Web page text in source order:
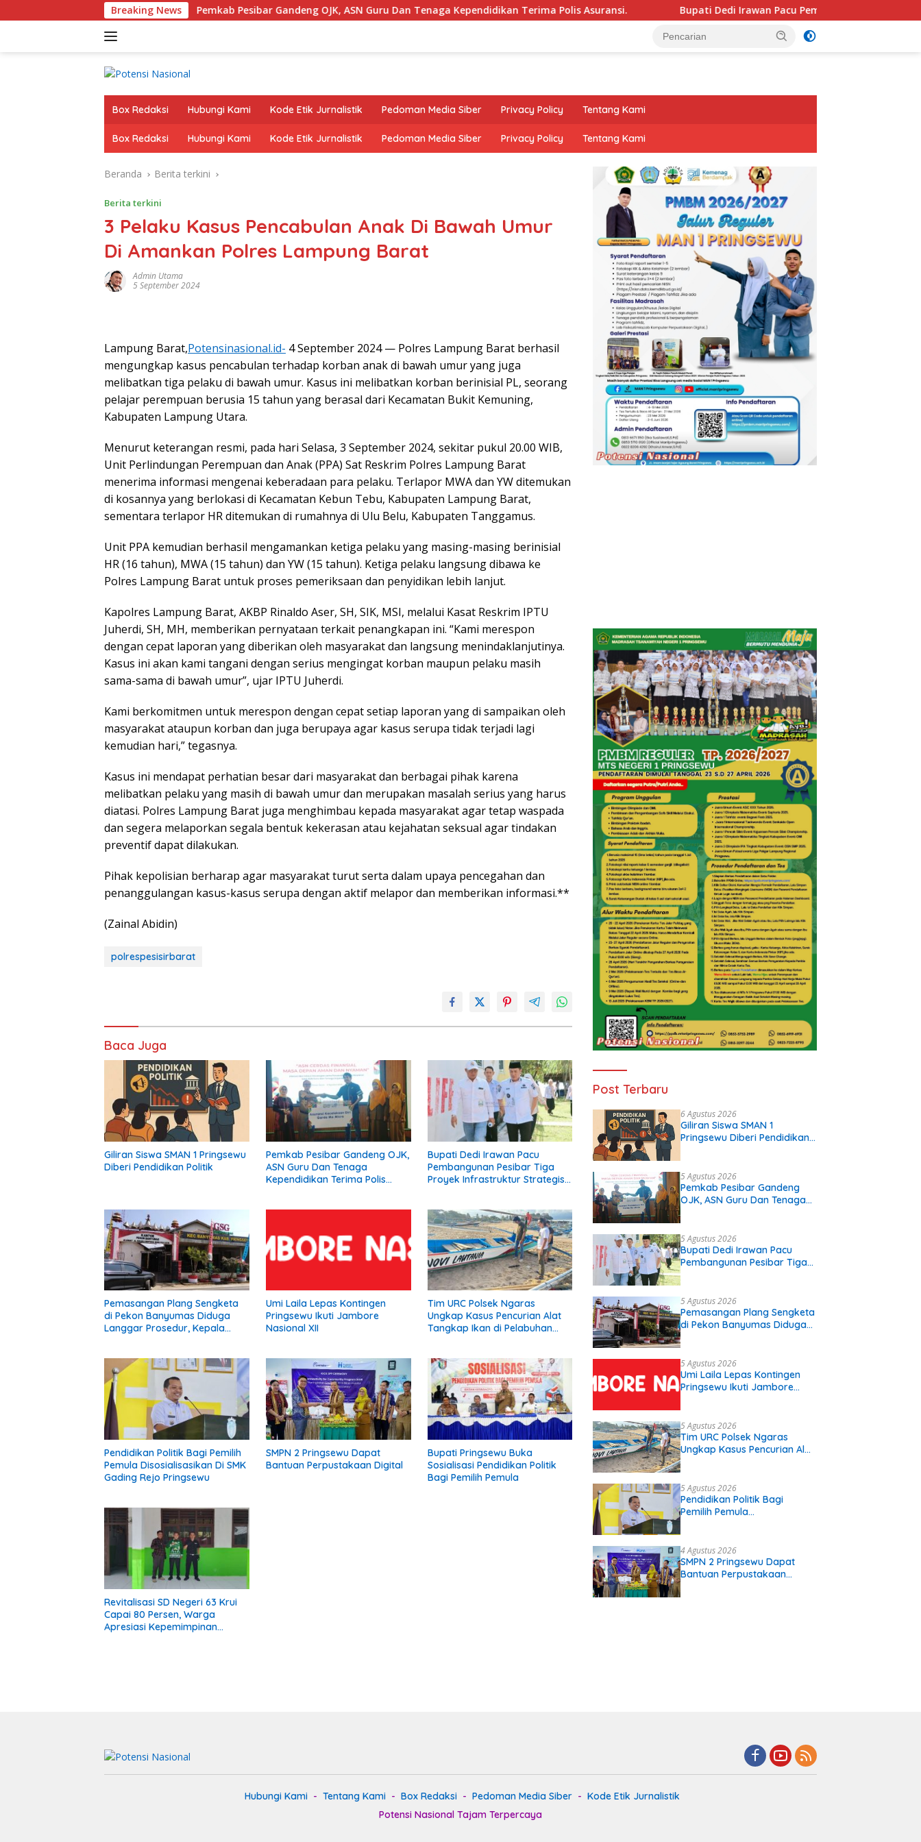
ke
Breaking News
Pemkab Pesibar Gandeng OJK, ASN Guru Dan Tenaga Kependidikan Terima Polis Asuransi. Bupati Dedi Irawan Pacu Pembangunan Pesibar Tiga Proyek
Box Redaksi Hubungi Kami Kode Etik Jurnalistik Pedoman Media Siber Privacy Policy Tentang Kami
Box Redaksi Hubungi Kami Kode Etik Jurnalistik Pedoman Media Siber Privacy Policy Tentang Kami
Beranda Berita terkini
Berita terkini
3 Pelaku Kasus Pencabulan Anak Di Bawah Umur
Di Amankan Polres Lampung Barat
Admin Utama
5 September 2024
Lampung Barat,Potensinasional.id- 4 September 2024 — Polres Lampung Barat berhasil
mengungkap kasus pencabulan terhadap korban anak di bawah umur yang juga
melibatkan tiga pelaku di bawah umur. Kasus ini melibatkan korban berinisial PL, seorang
pelajar perempuan berusia 15 tahun yang berasal dari Kecamatan Bukit Kemuning,
Kabupaten Lampung Utara.
Menurut keterangan resmi, pada hari Selasa, 3 September 2024, sekitar pukul 20.00 WIB,
Unit Perlindungan Perempuan dan Anak (PPA) Sat Reskrim Polres Lampung Barat
menerima informasi mengenai keberadaan para pelaku. Terlapor MWA dan YW ditemukan
di kosannya yang berlokasi di Kecamatan Kebun Tebu, Kabupaten Lampung Barat,
sementara terlapor HR ditemukan di rumahnya di Ulu Belu, Kabupaten Tanggamus.
Unit PPA kemudian berhasil mengamankan ketiga pelaku yang masing-masing berinisial
HR (16 tahun), MWA (15 tahun) dan YW (15 tahun). Ketiga pelaku langsung dibawa ke
Polres Lampung Barat untuk proses pemeriksaan dan penyidikan lebih lanjut.
Kapolres Lampung Barat, AKBP Rinaldo Aser, SH, SIK, MSI, melalui Kasat Reskrim IPTU
Juherdi, SH, MH, memberikan pernyataan terkait penangkapan ini. “Kami merespon
dengan cepat laporan yang diberikan oleh masyarakat dan langsung menindaklanjutinya.
Kasus ini akan kami tangani dengan serius mengingat korban maupun pelaku masih
sama-sama di bawah umur”, ujar IPTU Juherdi.
Kami berkomitmen untuk merespon dengan cepat setiap laporan yang di sampaikan oleh
masyarakat ataupun korban dan juga berupaya agar kasus serupa tidak terjadi lagi
kemudian hari,” tegasnya.
Kasus ini mendapat perhatian besar dari masyarakat dan berbagai pihak karena
melibatkan pelaku yang masih di bawah umur dan merupakan masalah serius yang harus
diatasi. Polres Lampung Barat juga menghimbau kepada masyarakat agar tetap waspada
dan segera melaporkan segala bentuk kekerasan atau kejahatan seksual agar tindakan
preventif dapat dilakukan.
Pihak kepolisian berharap agar masyarakat turut serta dalam upaya pencegahan dan
penanggulangan kasus-kasus serupa dengan aktif melapor dan memberikan informasi.**
(Zainal Abidin)
polrespesisirbarat
Baca Juga
Giliran Siswa SMAN 1 Pringsewu
Diberi Pendidikan Politik
Pemkab Pesibar Gandeng OJK,
ASN Guru Dan Tenaga
Kependidikan Terima Polis
Bupati Dedi Irawan Pacu
Pembangunan Pesibar Tiga
Proyek Infrastruktur Strategis
Pemasangan Plang Sengketa
di Pekon Banyumas Diduga
Langgar Prosedur, Kepala
Umi Laila Lepas Kontingen
Pringsewu Ikuti Jambore
Nasional XII
Tim URC Polsek Ngaras
Ungkap Kasus Pencurian Alat
Tangkap Ikan di Pelabuhan
Pendidikan Politik Bagi Pemilih
Pemula Disosialisasikan Di SMK
Gading Rejo Pringsewu
SMPN 2 Pringsewu Dapat
Bantuan Perpustakaan Digital
Bupati Pringsewu Buka
Sosialisasi Pendidikan Politik
Bagi Pemilih Pemula
Revitalisasi SD Negeri 63 Krui
Capai 80 Persen, Warga
Apresiasi Kepemimpinan
Post Terbaru
6 Agustus 2026
Giliran Siswa SMAN 1
Pringsewu Diberi Pendidikan
5 Agustus 2026
Pemkab Pesibar Gandeng
OJK, ASN Guru Dan Tenaga
5 Agustus 2026
Bupati Dedi Irawan Pacu
Pembangunan Pesibar Tiga
Diperjuangkan.
5 Agustus 2026
Pemasangan Plang Sengketa
di Pekon Banyumas Diduga
Diberi Pemberitahuan
5 Agustus 2026
Umi Laila Lepas Kontingen
Pringsewu Ikuti Jambore
5 Agustus 2026
Tim URC Polsek Ngaras
Ungkap Kasus Pencurian Alat
Pelaku Diamankan
5 Agustus 2026
Pendidikan Politik Bagi
Pemilih Pemula
4 Agustus 2026
SMPN 2 Pringsewu Dapat
Bantuan Perpustakaan
Hubungi Kami Tentang Kami Box Redaksi Pedoman Media Siber
Kode Etik Jurnalistik
Potensi Nasional Tajam Terpercaya